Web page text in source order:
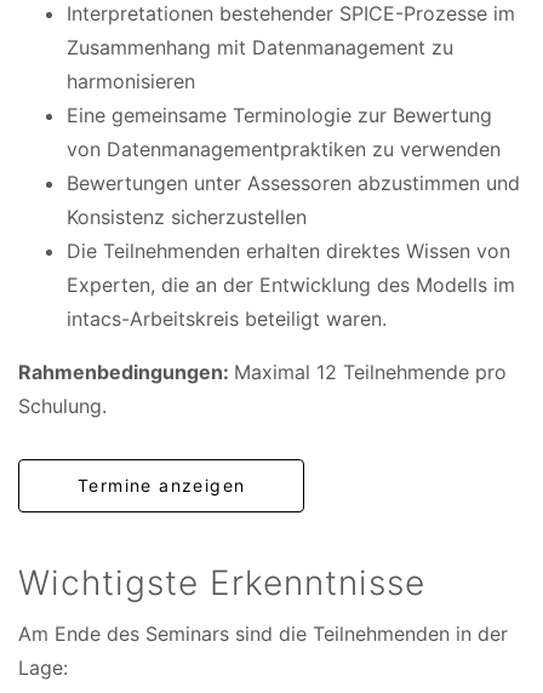
Interpretationen bestehender SPICE-Prozesse im
Zusammenhang mit Datenmanagement zu
harmonisieren
Eine gemeinsame Terminologie zur Bewertung
von Datenmanagementpraktiken zu verwenden
Bewertungen unter Assessoren abzustimmen und
Konsistenz sicherzustellen
Die Teilnehmenden erhalten direktes Wissen von
Experten, die an der Entwicklung des Modells im
intacs-Arbeitskreis beteiligt waren.
Rahmenbedingungen: Maximal 12 Teilnehmende pro
Schulung.
Termine anzeigen
Wichtigste Erkenntnisse
Am Ende des Seminars sind die Teilnehmenden in der
Lage: